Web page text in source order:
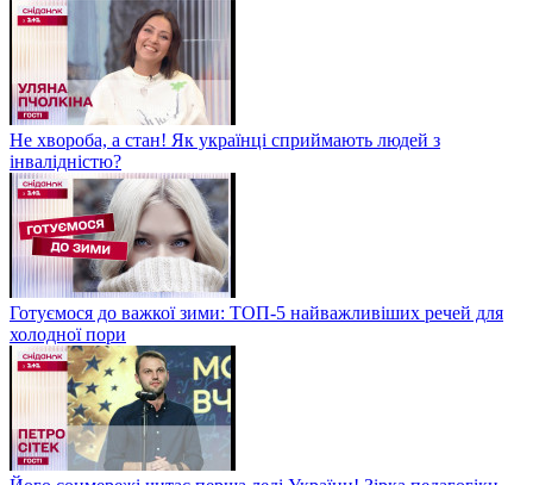
Не хвороба, а стан! Як українці сприймають людей з
інвалідністю?
Готуємося до важкої зими: ТОП-5 найважливіших речей для
холодної пори